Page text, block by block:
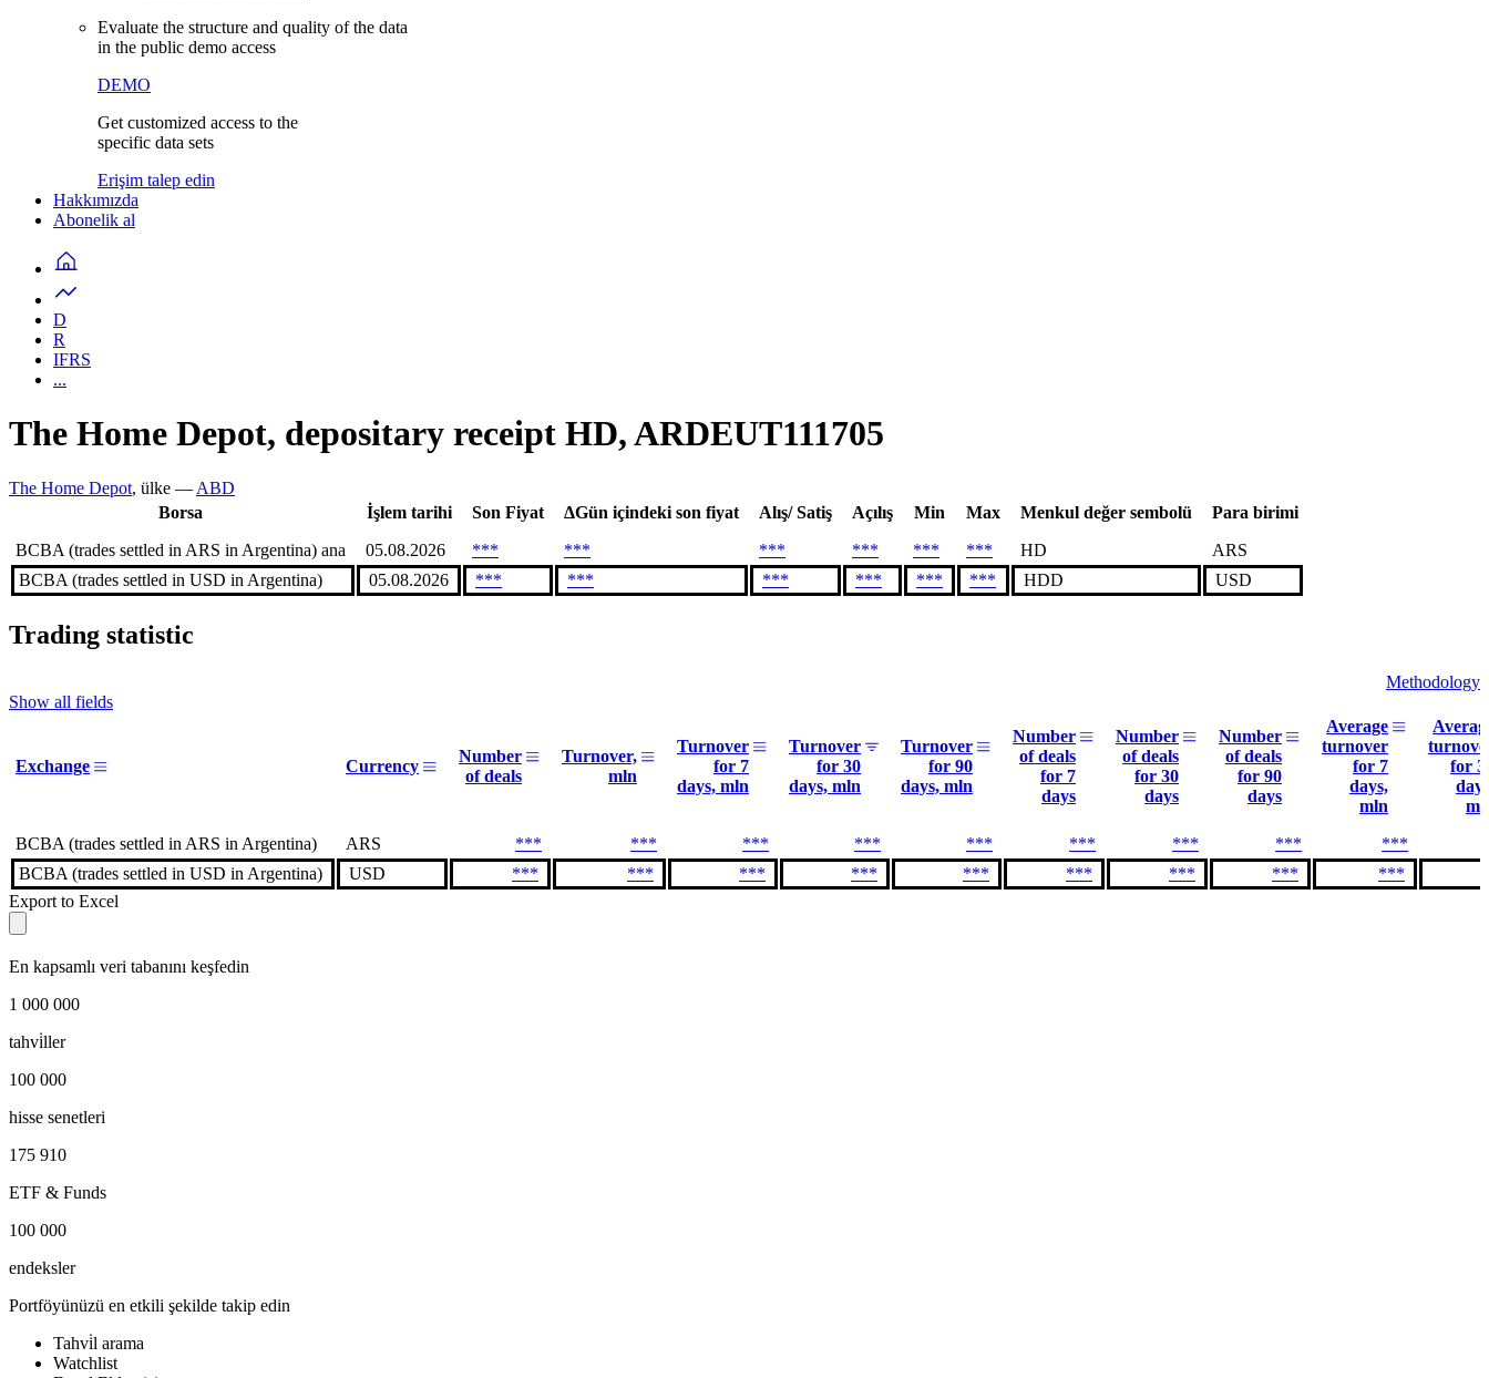
Evaluate the structure and quality of the data
in the public demo access
DEMO
Get customized access to the
specific data sets
Erişim talep edin
Hakkımızda
Abonelik al
D
R
IFRS
...
The Home Depot, depositary receipt HD, ARDEUT111705
The Home Depot, ülke — ABD
Borsa
İşlem tarihi Son Fiyat ΔGün içindeki son fiyat Alış/ Satiş Açılış Min Max Menkul değer sembolü
Para birimi
BCBA (trades settled in ARS in Argentina) ana 05.08.2026 *** *** *** *** *** *** HD
ARS
BCBA (trades settled in USD in Argentina)
05.08.2026 *** *** *** *** *** *** HDD USD
Trading statistic
Methodology
Show all fields
Exchange Currency
Number
of deals
Turnover,
mln
Turnover
for 7
days, mln
Turnover
for 30
days, mln
Turnover
for 90
days, mln
Number
of deals
for 7
days
Number
of deals
for 30
days
Number
of deals
for 90
days
Average
turnover
for 7
days,
mln
for
BCBA (trades settled in ARS in Argentina)
ARS *** *** *** *** *** *** *** *** ***
BCBA (trades settled in USD in Argentina)
USD *** *** *** *** *** *** *** *** ***
Export to Excel
En kapsamlı veri tabanını keşfedin
1 000 000
tahvi̇ller
100 000
hisse senetleri
175 910
ETF & Funds
100 000
endeksler
Portföyünüzü en etkili şekilde takip edin
Tahvi̇l arama
Watchlist